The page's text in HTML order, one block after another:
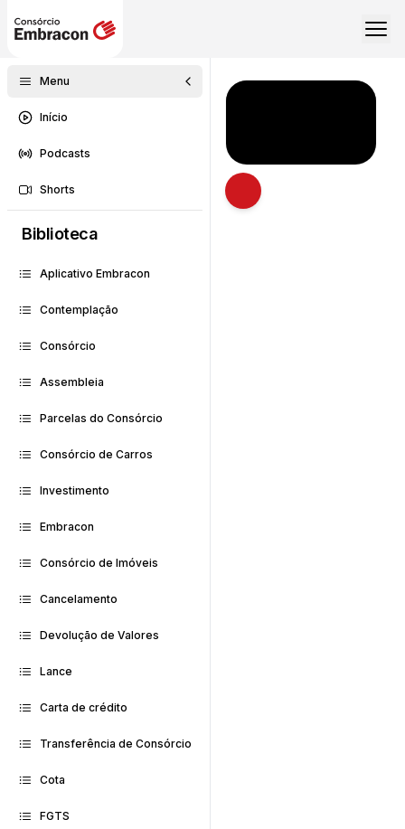
Menu
Início
Podcasts
Shorts
Biblioteca
Aplicativo Embracon
Contemplação
Consórcio
Assembleia
Parcelas do Consórcio
Consórcio de Carros
Investimento
Embracon
Consórcio de Imóveis
Cancelamento
Devolução de Valores
Lance
Carta de crédito
Transferência de Consórcio
Cota
FGTS
Abrir descrição